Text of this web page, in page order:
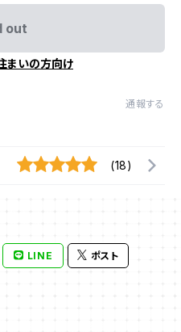
out
まいの方向け
通報する
(18)
LINE ポスト